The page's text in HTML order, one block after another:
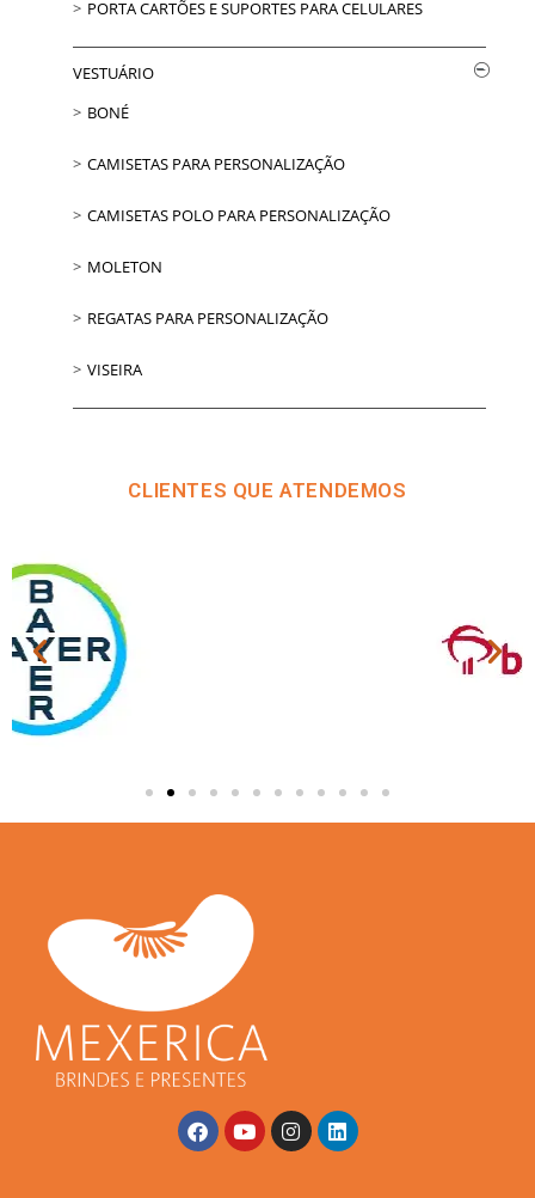
PORTA CARTÕES E SUPORTES PARA CELULARES
VESTUÁRIO
BONÉ
CAMISETAS PARA PERSONALIZAÇÃO
CAMISETAS POLO PARA PERSONALIZAÇÃO
MOLETON
REGATAS PARA PERSONALIZAÇÃO
VISEIRA
CLIENTES QUE ATENDEMOS